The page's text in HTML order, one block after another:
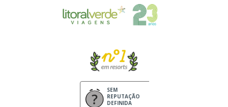
SEM
REPUTAÇÃO
DEFINIDA